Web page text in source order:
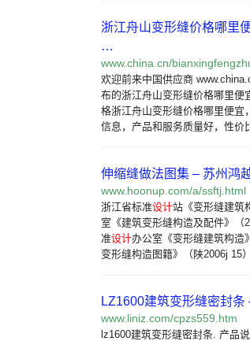
浙江舟山变形缝价格哪里
…
www.china.cn/
欢迎前来中国供应商
布的浙江舟山变形缝价格哪里便
格浙江舟山变形缝价格哪里便宜
信息，产品和服务质量好，性价
伸缩缝做法图集 – 苏州鸿
www.hoonup.com/a/ssftj.html
浙江省标准设计站《变形缝建筑
室《建筑变形缝构造及配件》（
准设计办公室《变形缝建筑构造
变形缝构造图籍》（陕2006j 15
LZ1600建筑变形缝密封
www.liniz.com/cpzs559.htm
lz1600建筑变形缝密封条. 产品